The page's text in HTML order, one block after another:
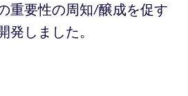
重要性の周知/醸成を促す
発しました。